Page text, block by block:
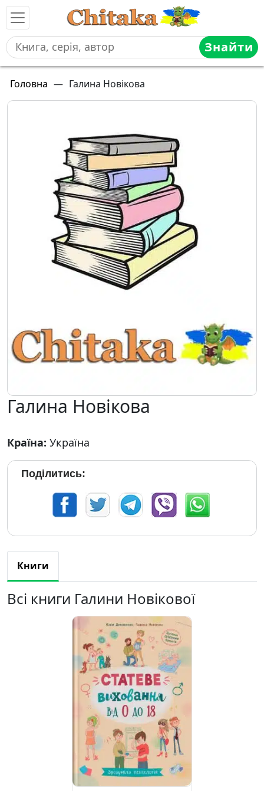
Знайти
Головна — Галина Новікова
Галина Новікова
Країна: Україна
Поділитись:
Книги
Всі книги Галини Новікової